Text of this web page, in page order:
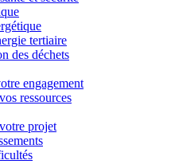
tertiaire
des déchets
engagement
ressources
projet